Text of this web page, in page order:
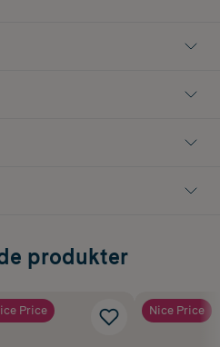
produkter
Price Nice Price